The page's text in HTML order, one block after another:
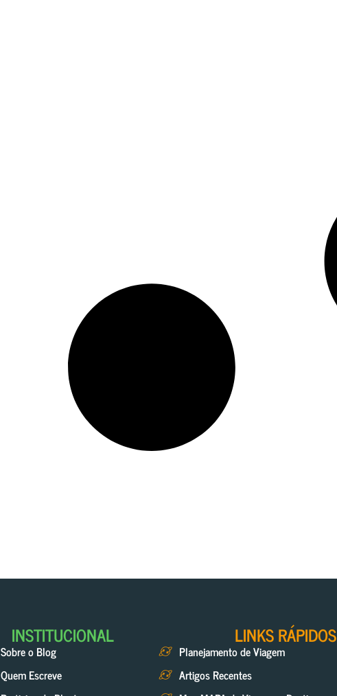
INSTITUCIONAL
Sobre o Blog
Quem Escreve
LINKS RÁPIDOS
Planejamento de Viagem
Artigos Recentes